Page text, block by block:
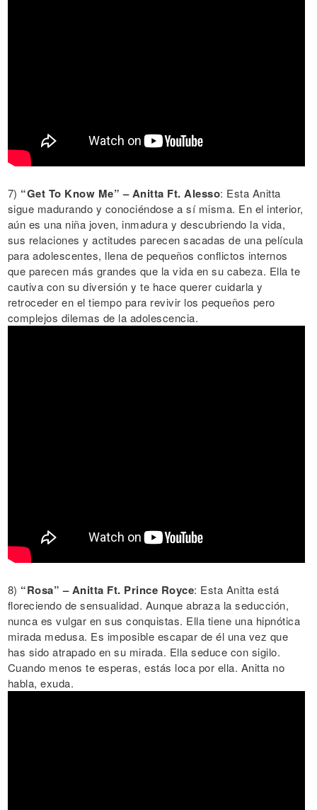
7) “Get To Know Me” – Anitta Ft. Alesso: Esta Anitta
sigue madurando y conociéndose a sí misma. En el interior,
aún es una niña joven, inmadura y descubriendo la vida,
sus relaciones y actitudes parecen sacadas de una película
para adolescentes, llena de pequeños conflictos internos
que parecen más grandes que la vida en su cabeza. Ella te
cautiva con su diversión y te hace querer cuidarla y
retroceder en el tiempo para revivir los pequeños pero
complejos dilemas de la adolescencia.
8) “Rosa” – Anitta Ft. Prince Royce: Esta Anitta está
floreciendo de sensualidad. Aunque abraza la seducción,
nunca es vulgar en sus conquistas. Ella tiene una hipnótica
mirada medusa. Es imposible escapar de él una vez que
has sido atrapado en su mirada. Ella seduce con sigilo.
Cuando menos te esperas, estás loca por ella. Anitta no
habla, exuda.